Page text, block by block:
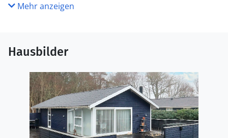
Mehr anzeigen
Hausbilder